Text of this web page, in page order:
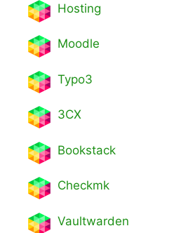
Hosting
Moodle
Typo3
3CX
Bookstack
Checkmk
Vaultwarden